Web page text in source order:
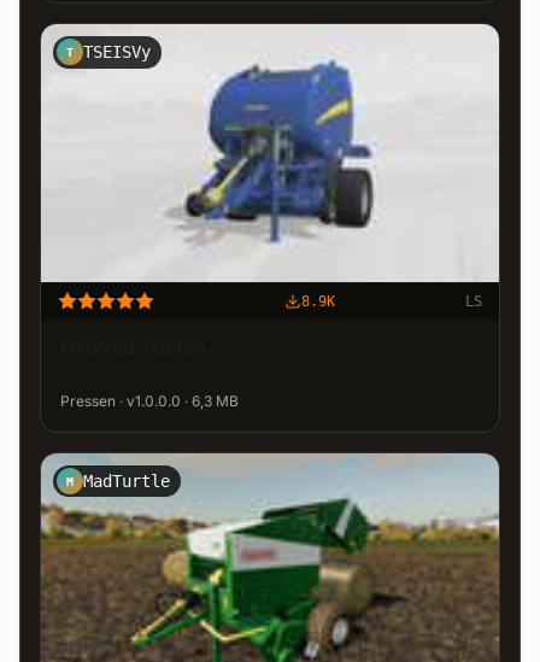
T TSEISVy
8.9K LS
Pressen · v1.0.0.0 · 6,3 MB
M MadTurtle